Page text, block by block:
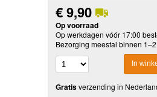
€9,90
Op voorraad
Op werkdagen vóór 17:00
Bezorging meestal binnen
In
Gratisverzending in